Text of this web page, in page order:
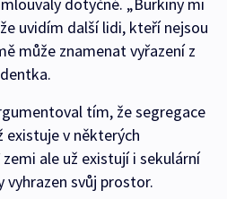
dotyčné. „Burkiny mi
uvidím další lidi, kteří nejsou
může znamenat vyřazení z
tím, že segregace
existuje v některých
ale už existují i sekulární
vyhrazen svůj prostor.